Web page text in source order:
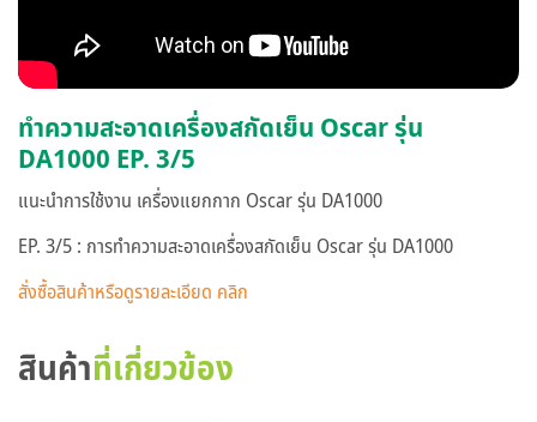
ทำความสะอาดเครื่องสกัดเย็น Oscar รุ่น
DA1000 EP. 3/5
แนะนำการใช้งาน เครื่องแยกกาก Oscar รุ่น DA1000
EP. 3/5 : การทำความสะอาดเครื่องสกัดเย็น Oscar รุ่น DA1000
สั่งซื้อสินค้าหรือดูรายละเอียด คลิก
สินค้าที่เกี่ยวข้อง